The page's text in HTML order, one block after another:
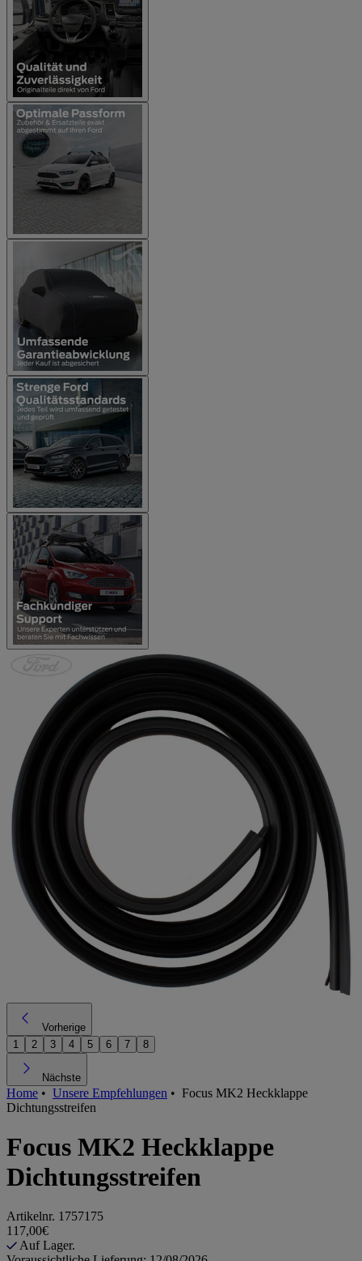
Vorherige
1
2 3 4 5 6 7 8
Nächste
Home • Unsere Empfehlungen • Focus MK2 Heckklappe
Dichtungsstreifen
Focus MK2 Heckklappe
Dichtungsstreifen
Artikelnr. 1757175
117,00€
Auf Lager.